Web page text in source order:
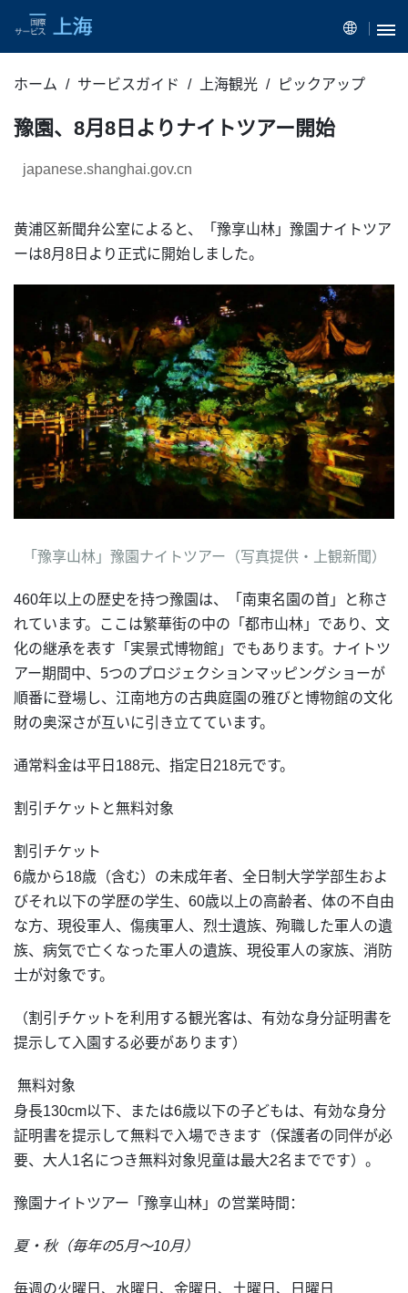
ホーム サービスガイド 上海観光 ピックアップ
豫園、8月8日よりナイトツアー開始
japanese.shanghai.gov.cn
黄浦区新聞弁公室によると、「豫享山林」豫園ナイトツア
ーは8月8日より正式に開始しました。
「豫享山林」豫園ナイトツアー （写真提供・上観新聞）
460年以上の歴史を持つ豫園は、「南東名園の首」と称さ
れています。ここは繁華街の中の「都市山林」であり、文
化の継承を表す「実景式博物館」でもあります。ナイトツ
アー期間中、5つのプロジェクションマッピングショーが
順番に登場し、江南地方の古典庭園の雅びと博物館の文化
財の奥深さが互いに引き立てています。
通常料金は平日188元、指定日218元です。
割引チケットと無料対象
割引チケット
6歳から18歳（含む）の未成年者、全日制大学学部生およ
びそれ以下の学歴の学生、60歳以上の高齢者、体の不自由
な方、現役軍人、傷痍軍人、烈士遺族、殉職した軍人の遺
族、病気で亡くなった軍人の遺族、現役軍人の家族、消防
士が対象です。
（割引チケットを利用する観光客は、有効な身分証明書を
提示して入園する必要があります）
無料対象
身長130cm以下、または6歳以下の子どもは、有効な身分
証明書を提示して無料で入場できます（保護者の同伴が必
要、大人1名につき無料対象児童は最大2名までです）。
豫園ナイトツアー「豫享山林」の営業時間：
夏・秋（毎年の5月～10月）
毎週の火曜日、水曜日、金曜日、土曜日、日曜日